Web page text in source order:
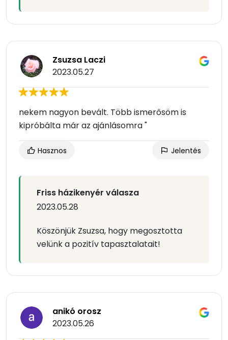
Zsuzsa Laczi
2023.05.27
nekem nagyon bevált. Több ismerősöm is
kipróbálta már az ajánlásomra "
Hasznos Jelentés
Friss házikenyér válasza
2023.05.28
Köszönjük Zsuzsa, hogy megosztotta
velünk a pozitív tapasztalatait!
anikó orosz
2023.05.26